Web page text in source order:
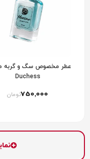
عطر مخصوص سگ و گربه
Duchess
750٬000تومان